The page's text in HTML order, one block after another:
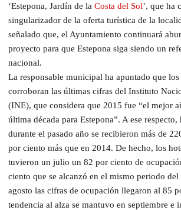
‘Estepona, Jardín de la Costa del Sol’, que ha
singularizador de la oferta turística de la
señalado que, el Ayuntamiento continuará
proyecto para que Estepona siga siendo un
nacional.
La responsable municipal ha apuntado que
corroboran las últimas cifras del Instituto
(INE), que considera que 2015 fue “el mejor
última década para Estepona”. A ese
durante el pasado año se recibieron más de
por ciento más que en 2014. De hecho, los
tuvieron un julio un 82 por ciento de
ciento que se alcanzó en el mismo periodo del
agosto las cifras de ocupación llegaron al 85
tendencia al alza se mantuvo en septiembre e